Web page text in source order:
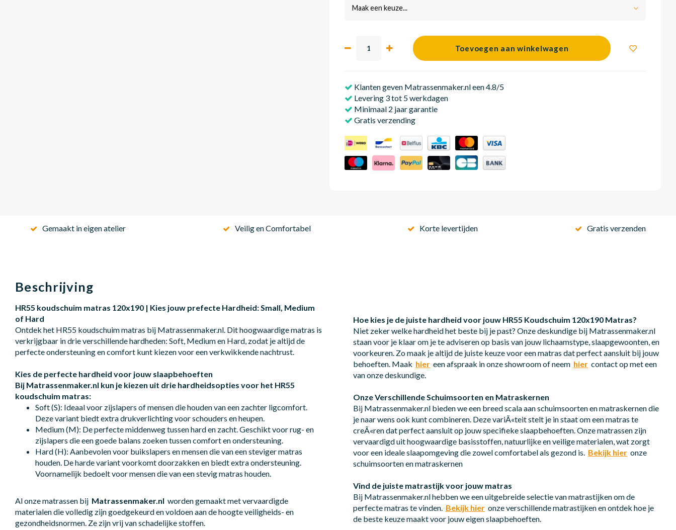
Maak een keuze...
Toevoegen aan winkelwagen
Klanten geven Matrassenmaker.nl een 4.8/5
Levering 3 tot 5 werkdagen
Minimaal 2 jaar garantie
Gratis verzending
Gemaakt in eigen atelier Veilig en Comfortabel Korte levertijden Gratis verzenden
Beschrijving
HR55 koudschuim matras 120x190 | Kies jouw prefecte Hardheid: Small, Medium
of Hard
Ontdek het HR55 koudschuim matras bij Matrassenmaker.nl. Dit hoogwaardige matras is
verkrijgbaar in drie verschillende hardheden: Soft, Medium en Hard, zodat je altijd de
perfecte ondersteuning en comfort kunt kiezen voor een verkwikkende nachtrust.
Kies de perfecte hardheid voor jouw slaapbehoeften
Bij Matrassenmaker.nl kun je kiezen uit drie hardheidsopties voor het HR55
koudschuim matras:
Soft (S): Ideaal voor zijslapers of mensen die houden van een zachter ligcomfort.
Deze variant biedt extra drukverlichting voor schouders en heupen.
Medium (M): De perfecte middenweg tussen hard en zacht. Geschikt voor rug- en
zijslapers die een goede balans zoeken tussen comfort en ondersteuning.
Hard (H): Aanbevolen voor buikslapers en mensen die van een steviger matras
houden. De harde variant voorkomt doorzakken en biedt extra ondersteuning.
Voornamelijk bedoelt voor mensen die van een stevig matras houden.
Al onze matrassen bij Matrassenmaker.nl worden gemaakt met vervaardigde
materialen die volledig zijn goedgekeurd en voldoen aan de hoogte veiligheids- en
gezondheidsnormen. Ze zijn vrij van schadelijke stoffen.
Hoe kies je de juiste hardheid voor jouw HR55 Koudschuim 120x190 Matras?
Niet zeker welke hardheid het beste bij je past? Onze deskundige bij Matrassenmaker.nl
staan voor je klaar om je te adviseren op basis van jouw lichaamstype, slaapgewoonten, en
voorkeuren. Zo maak je altijd de juiste keuze voor een matras dat perfect aansluit bij jouw
behoeften. Maak hier een afspraak in onze showroom of neem hier contact op met een
van onze deskundige.
Onze Verschillende Schuimsoorten en Matraskernen
Bij Matrassenmaker.nl bieden we een breed scala aan schuimsoorten en matraskernen die
je naar wens ook kunt combineren. Deze variÃ«teit stelt je in staat om een matras te
creÃ«ren dat perfect aansluit op jouw specifieke slaapbehoeften. Onze matrassen zijn
vervaardigd uit hoogwaardige basisstoffen, natuurlijke en veilige materialen, wat zorgt
voor een ideale slaapomgeving die zowel comfortabel als gezond is. Bekijk hier onze
schuimsoorten en matraskernen
Vind de juiste matrastijk voor jouw matras
Bij Matrassenmaker.nl hebben we een uitgebreide selectie van matrastijken om de
perfecte matras te vinden. Bekijk hier onze verschillende matrastijken en ontdek hoe je
de beste keuze maakt voor jouw eigen slaapbehoeften.